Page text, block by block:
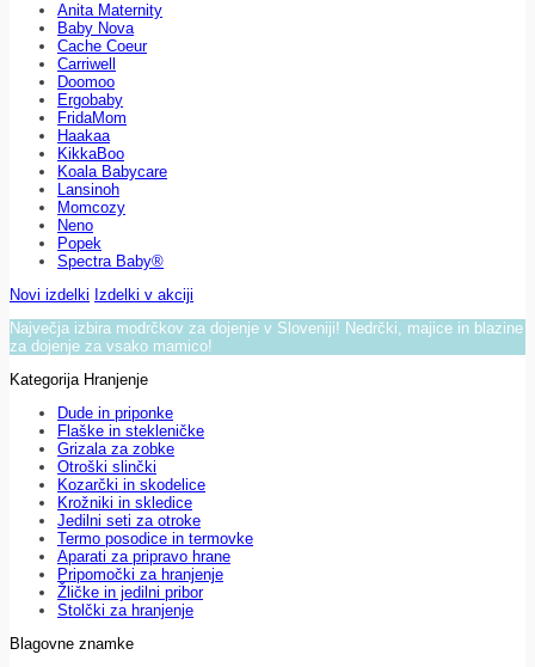
Anita Maternity
Baby Nova
Cache Coeur
Carriwell
Doomoo
Ergobaby
FridaMom
Haakaa
KikkaBoo
Koala Babycare
Lansinoh
Momcozy
Neno
Popek
Spectra Baby®
Novi izdelki Izdelki v akciji
Največja izbira modrčkov za dojenje v Sloveniji! Nedrčki, majice in blazine
za dojenje za vsako mamico!
Kategorija Hranjenje
Dude in priponke
Flaške in stekleničke
Grizala za zobke
Otroški slinčki
Kozarčki in skodelice
Krožniki in skledice
Jedilni seti za otroke
Termo posodice in termovke
Aparati za pripravo hrane
Pripomočki za hranjenje
Žličke in jedilni pribor
Stolčki za hranjenje
Blagovne znamke